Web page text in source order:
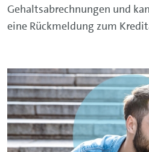
Gehaltsabrechnungen und
eine Rückmeldung zum